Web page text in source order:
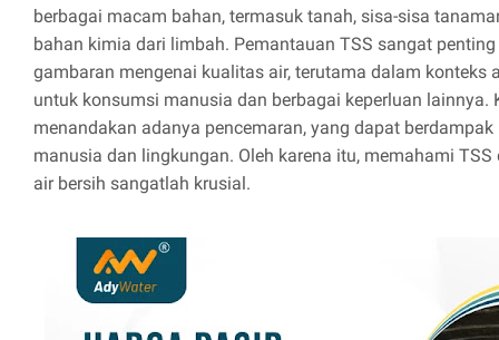
berbagai macam bahan, termasuk tanah, sisa-sisa
bahan kimia dari limbah. Pemantauan TSS sangat
gambaran mengenai kualitas air, terutama dalam konteks
untuk konsumsi manusia dan berbagai keperluan lainnya.
menandakan adanya pencemaran, yang dapat
manusia dan lingkungan. Oleh karena itu, memahami
air bersih sangatlah krusial.